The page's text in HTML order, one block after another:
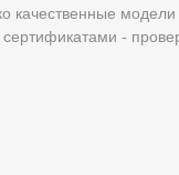
качественные
-